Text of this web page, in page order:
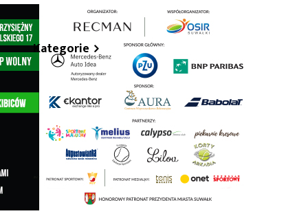
Kategorie
Z życia miasta
Kultura
Wiadomości z regionu